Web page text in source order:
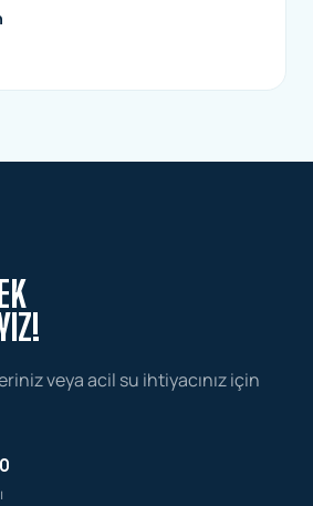
veya acil su ihtiyacınız için